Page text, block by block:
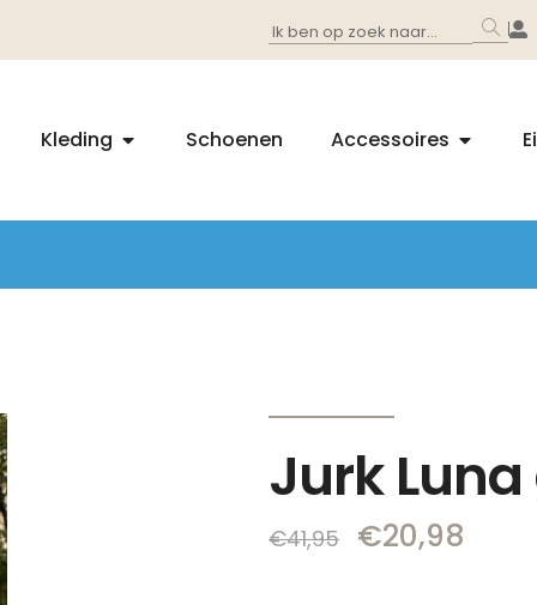
Kleding Schoenen Accessoires
Jurk
€41,95 €20,98